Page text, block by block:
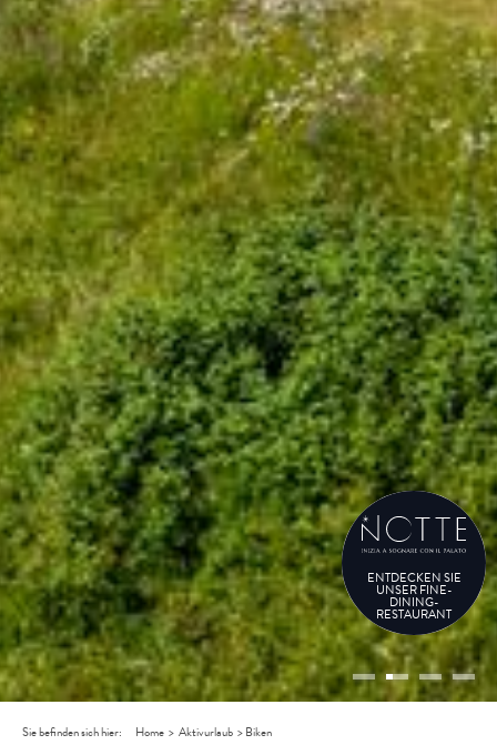
ENTDECKEN SIE
UNSER FINE-
DINING-
RESTAURANT
Sie befinden sich hier: Home > Aktivurlaub >Biken